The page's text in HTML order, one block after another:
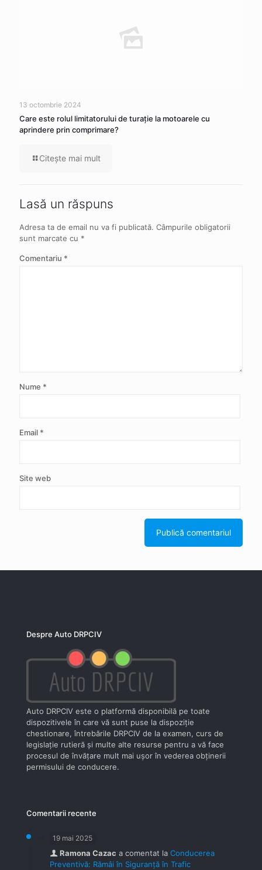
13 octombrie 2024
Care este rolul limitatorului de turație la motoarele cu
aprindere prin comprimare?
Citeşte mai mult
Lasă un răspuns
Adresa ta de email nu va fi publicată. Câmpurile obligatorii
sunt marcate cu *
Comentariu *
Nume *
Email *
Site web
Despre Auto DRPCIV
Auto DRPCIV este o platformă disponibilă pe toate
dispozitivele în care vă sunt puse la dispoziţie
chestionare, întrebările DRPCIV de la examen, curs de
legislaţie rutieră şi multe alte resurse pentru a vă face
procesul de învăţare mult mai uşor în vederea obţinerii
permisului de conducere.
Comentarii recente
19 mai 2025
Ramona Cazac a comentat la Conducerea
Preventivă: Rămâi în Siguranță în Trafic